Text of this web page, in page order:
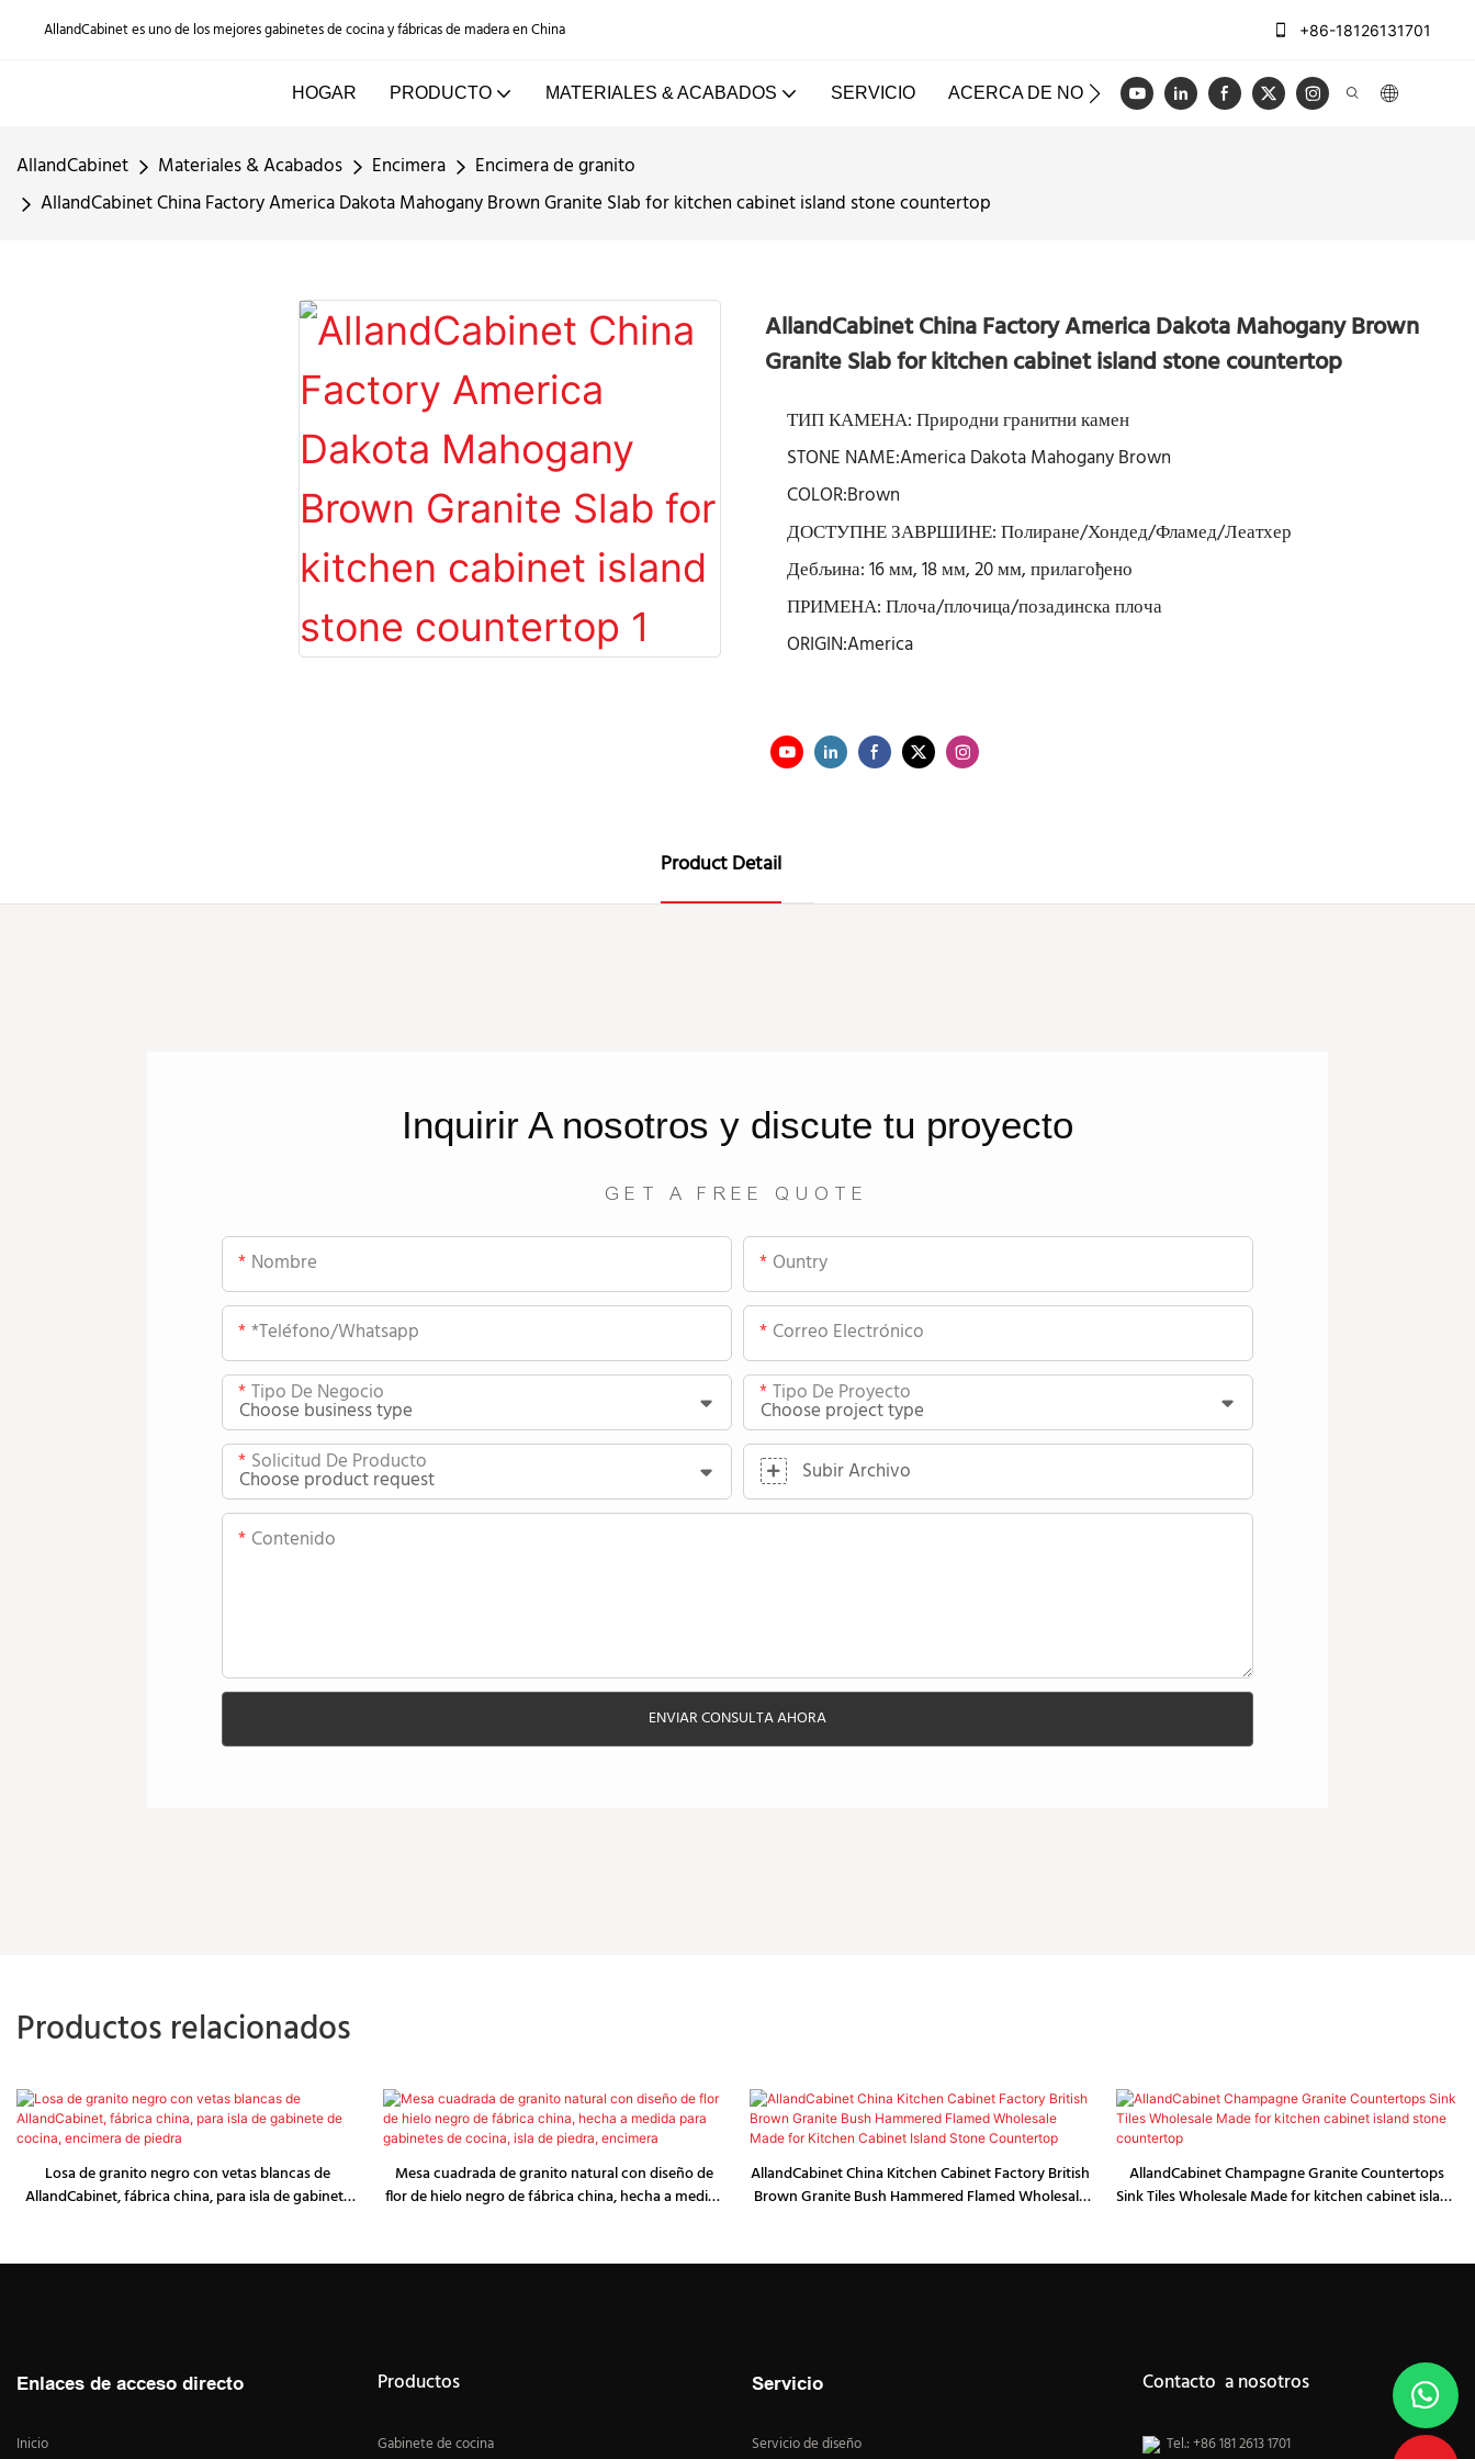
AllandCabinet es uno de los mejores gabinetes de cocina y fábricas de madera en China +86-18126131701
HOGAR PRODUCTO MATERIALES & ACABADOS SERVICIO ACERCA DE NOSOTROS CASOS REGISTRO
AllandCabinet Materiales & Acabados Encimera
Encimera de granito
AllandCabinet China Factory America Dakota Mahogany Brown Granite Slab for kitchen cabinet island stone countertop
AllandCabinet China Factory America Dakota Mahogany Brown
Granite Slab for kitchen cabinet island stone countertop
ТИП КАМЕНА: Природни гранитни камен
STONE NAME:America Dakota Mahogany Brown
COLOR:Brown
ДОСТУПНЕ ЗАВРШИНЕ: Полиране/Хондед/Фламед/Леатхер
Дебљина: 16 мм, 18 мм, 20 мм, прилагођено
ПРИМЕНА: Плоча/плочица/позадинска плоча
ORIGIN:America
Product Detail
Inquirir A nosotros y discute tu proyecto
GET A FREE QUOTE
Nombre Ountry
*teléfono/whatsapp Correo Electrónico
Tipo De Negocio Tipo De Proyecto
Solicitud De Producto Subir Archivo
Contenido
ENVIAR CONSULTA AHORA
Productos relacionados
Losa de granito negro con vetas blancas de
AllandCabinet, fábrica china, para isla de gabinete
Mesa cuadrada de granito natural con diseño de
flor de hielo negro de fábrica china, hecha a medida
AllandCabinet China Kitchen Cabinet Factory British
Brown Granite Bush Hammered Flamed Wholesale
AllandCabinet Champagne Granite Countertops
Sink Tiles Wholesale Made for kitchen cabinet island
Enlaces de acceso directo
Inicio
Productos
Gabinete de cocina
Servicio
Servicio de diseño
Contacto a nosotros
Tel.: +86 181 2613 1701